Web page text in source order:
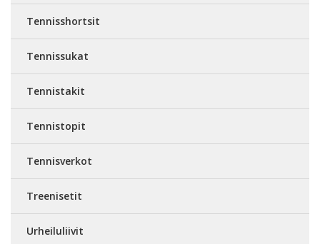
Tennisshortsit
Tennissukat
Tennistakit
Tennistopit
Tennisverkot
Treenisetit
Urheiluliivit